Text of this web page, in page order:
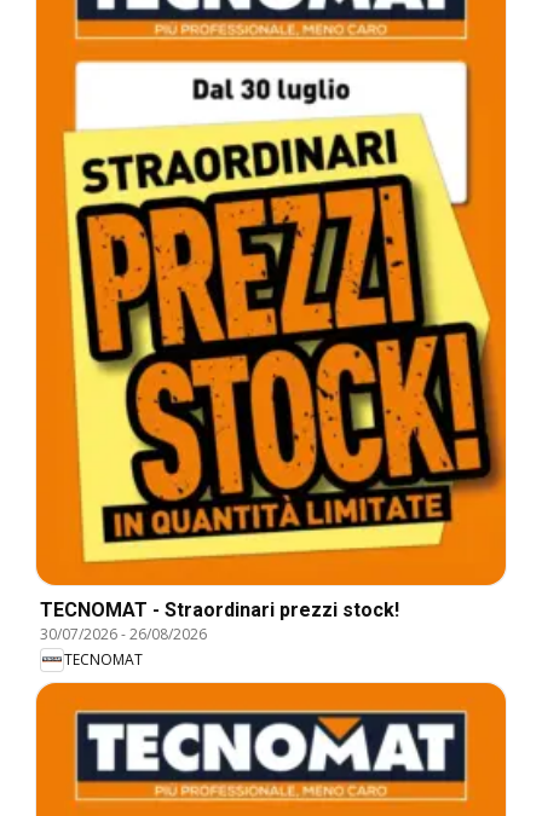
TECNOMAT - Straordinari prezzi stock!
30/07/2026-26/08/2026
TECNOMAT